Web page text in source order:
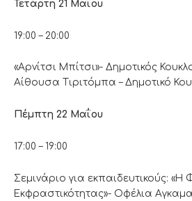
Τετάρτη 21 Μαΐου
19:00 – 20:00
«Αρνίτσι Μπίτσι»- Δημοτικός
Αίθουσα Τιριτόμπα – Δημοτικό
Πέμπτη 22 Μαΐου
17:00 – 19:00
Σεμινάριο για εκπαιδευτικούς:
Εκφραστικότητας»- Οφέλια